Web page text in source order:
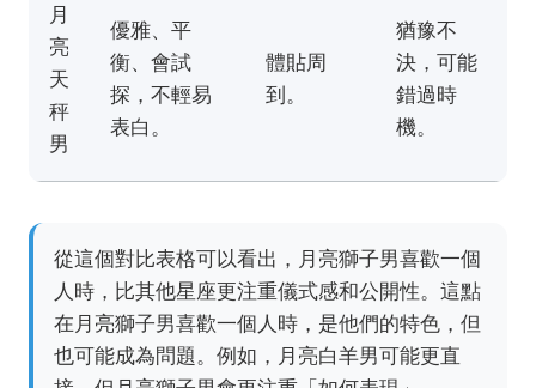
月
亮
天
秤
男
優雅、平
衡、會試
探，不輕易
表白。
體貼周
到。
猶豫不
決，可能
錯過時
機。
從這個對比表格可以看出，月亮獅子男喜歡一個
人時，比其他星座更注重儀式感和公開性。這點
在月亮獅子男喜歡一個人時，是他們的特色，但
也可能成為問題。例如，月亮白羊男可能更直